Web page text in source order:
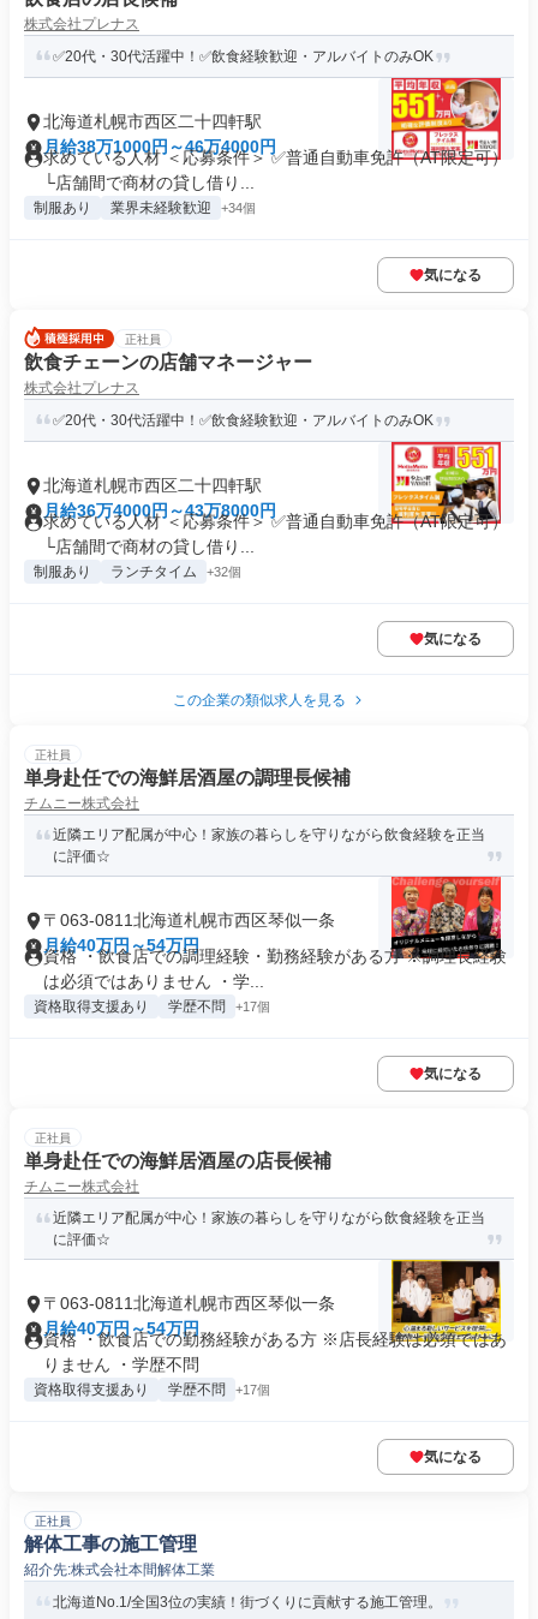
株式会社プレナス
✅20代・30代活躍中！✅飲食経験歓迎・アルバイトのみOK
北海道札幌市西区二十四軒駅
月給38万1000円～46万4000円
求めている人材 ＜応募条件＞ ✅普通自動車免許（AT限定可）
└店舗間で商材の貸し借り...
制服あり 業界未経験歓迎 +34個
気になる
正社員
飲食チェーンの店舗マネージャー
株式会社プレナス
✅20代・30代活躍中！✅飲食経験歓迎・アルバイトのみOK
北海道札幌市西区二十四軒駅
月給36万4000円～43万8000円
求めている人材 ＜応募条件＞ ✅普通自動車免許（AT限定可）
└店舗間で商材の貸し借り...
制服あり ランチタイム +32個
気になる
この企業の類似求人を見る
正社員
単身赴任での海鮮居酒屋の調理長候補
チムニー株式会社
近隣エリア配属が中心！家族の暮らしを守りながら飲食経験を正当
に評価☆
〒063-0811北海道札幌市西区琴似一条
月給40万円～54万円
資格 ・飲食店での調理経験・勤務経験がある方 ※調理長経験
は必須ではありません ・学...
資格取得支援あり 学歴不問 +17個
気になる
正社員
単身赴任での海鮮居酒屋の店長候補
チムニー株式会社
近隣エリア配属が中心！家族の暮らしを守りながら飲食経験を正当
に評価☆
〒063-0811北海道札幌市西区琴似一条
月給40万円～54万円
資格 ・飲食店での勤務経験がある方 ※店長経験は必須ではあ
りません ・学歴不問
資格取得支援あり 学歴不問 +17個
気になる
正社員
解体工事の施工管理
紹介先:株式会社本間解体工業
北海道No.1/全国3位の実績！街づくりに貢献する施工管理。